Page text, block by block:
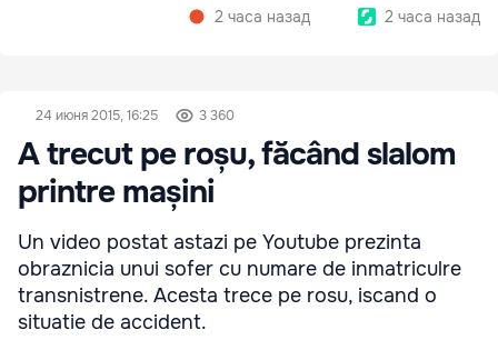
2 часа назад
2 часа назад
24 июня 2015, 16:25 3 360
A trecut pe roșu, făcând slalom
printre mașini
Un video postat astazi pe Youtube prezinta
obraznicia unui sofer cu numare de inmatriculre
transnistrene. Acesta trece pe rosu, iscand o
situatie de accident.